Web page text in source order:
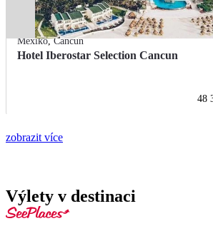
Mexiko,Cancún
Hotel Iberostar Selection Cancun
48
zobrazit více
Výlety v destinaci